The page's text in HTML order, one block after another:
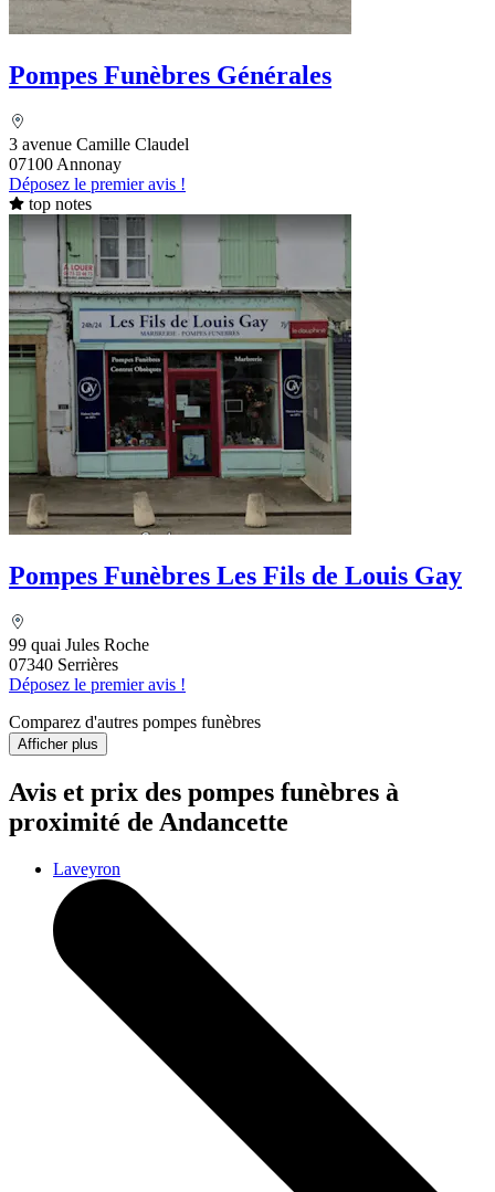
Pompes Funèbres Générales
3 avenue Camille Claudel
07100 Annonay
Déposez le premier avis !
top notes
Pompes Funèbres Les Fils de Louis Gay
99 quai Jules Roche
07340 Serrières
Déposez le premier avis !
Comparez d'autres pompes funèbres
Afficher plus
Avis et prix des pompes funèbres à
proximité de Andancette
Laveyron